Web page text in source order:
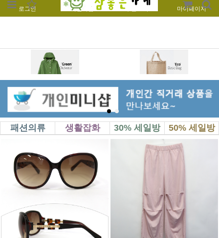
로그인 회원가입 주문조회 마이페이지
패션의류 생활잡화 30% 세일방 50% 세일방